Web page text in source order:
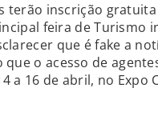
terão inscrição
feira de Turismo
que é fake a
o acesso de
a 16 de abril, no Expo